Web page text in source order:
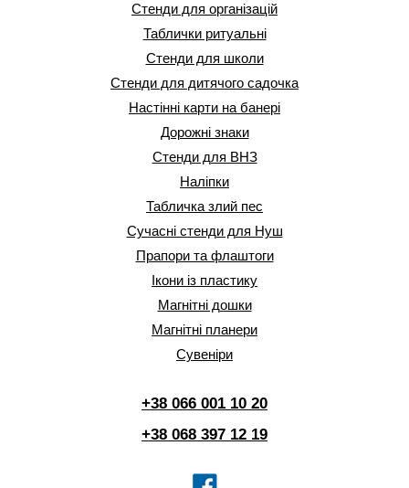
Стенди для організацій
Таблички ритуальні
Стенди для школи
Стенди для дитячого садочка
Настінні карти на банері
Дорожні знаки
Стенди для ВНЗ
Наліпки
Табличка злий пес
Сучасні стенди для Нуш
Прапори та флаштоги
Ікони із пластику
Магнітні дошки
Магнітні планери
Сувеніри
+38 066 001 10 20
+38 068 397 12 19